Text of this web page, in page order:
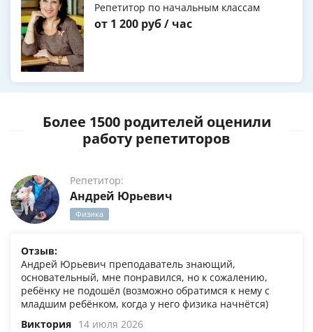
Репетитор по начальным классам
от 1 200 руб / час
Более 1500 родителей оценили
работу репетиторов
Репетитор:
Андрей Юрьевич
Физика
Отзыв:
Андрей Юрьевич преподаватель знающий,
основательный, мне понравился, но к сожалению,
ребёнку не подошёл (возможно обратимся к нему с
младшим ребёнком, когда у него физика начнётся)
Виктория 14 июля 2026